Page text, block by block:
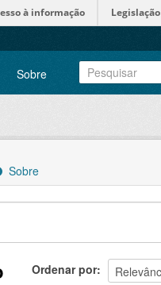
à informação Legislação
Sobre
Sobre
Ordenar por